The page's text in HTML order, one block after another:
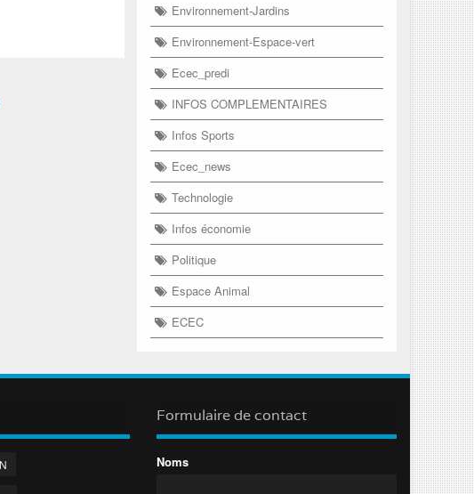
Environnement-Jardins
Environnement-Espace-vert
Ecec_predi
INFOS COMPLEMENTAIRES
Infos Sports
Ecec_news
Technologie
Infos économie
Politique
Espace Animal
ECEC
Formulaire de contact
Noms